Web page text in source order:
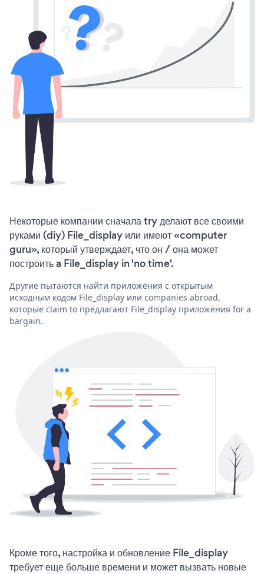
Некоторые компании сначала try делают все своими
руками (diy) File_display или имеют «computer
guru», который утверждает, что он / она может
построить a File_display in 'no time'.
Другие пытаются найти приложения с открытым
исходным кодом File_display или companies abroad,
которые claim to предлагают File_display приложения for a
bargain.
Кроме того, настройка и обновление File_display
требует еще больше времени и может вызвать новые